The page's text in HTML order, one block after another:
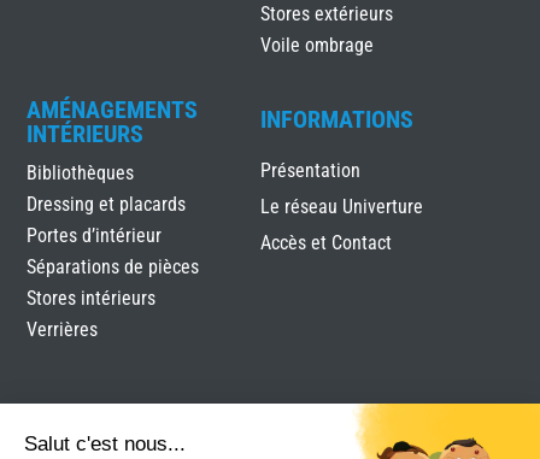
Stores extérieurs
Voile ombrage
AMÉNAGEMENTS
INTÉRIEURS
Bibliothèques
Dressing et placards
Portes d’intérieur
Séparations de pièces
Stores intérieurs
Verrières
INFORMATIONS
Présentation
Le réseau Univerture
Accès et Contact
Salut c'est nous...